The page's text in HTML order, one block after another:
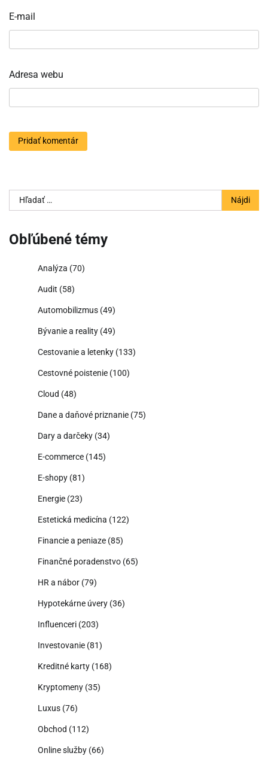
E-mail
Adresa webu
Hľadať:
Obľúbené témy
Analýza (70)
Audit (58)
Automobilizmus (49)
Bývanie a reality (49)
Cestovanie a letenky (133)
Cestovné poistenie (100)
Cloud (48)
Dane a daňové priznanie (75)
Dary a darčeky (34)
E-commerce (145)
E-shopy (81)
Energie (23)
Estetická medicína (122)
Financie a peniaze (85)
Finančné poradenstvo (65)
HR a nábor (79)
Hypotekárne úvery (36)
Influenceri (203)
Investovanie (81)
Kreditné karty (168)
Kryptomeny (35)
Luxus (76)
Obchod (112)
Online služby (66)